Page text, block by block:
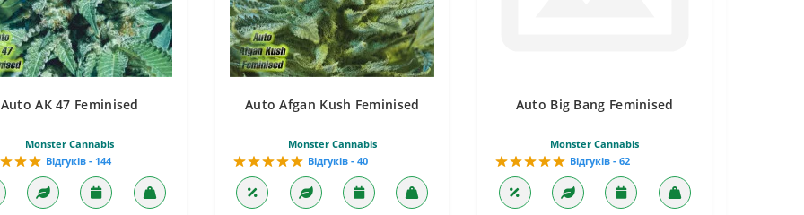
Auto AK 47 Feminised
Monster Cannabis
Відгуків - 144
Auto Afgan Kush Feminised
Monster Cannabis
Відгуків - 40
Auto Big Bang Feminised
Monster Cannabis
Відгуків - 62